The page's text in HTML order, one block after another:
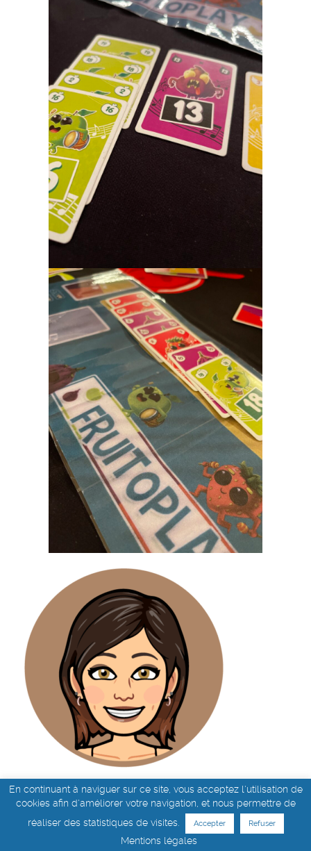
Aurélie (sympa)
En continuant à naviguer sur ce site, vous acceptez l'utilisation de
cookies afin d'améliorer votre navigation, et nous permettre de
réaliser des statistiques de visites.
Accepter Refuser
Mentions légales